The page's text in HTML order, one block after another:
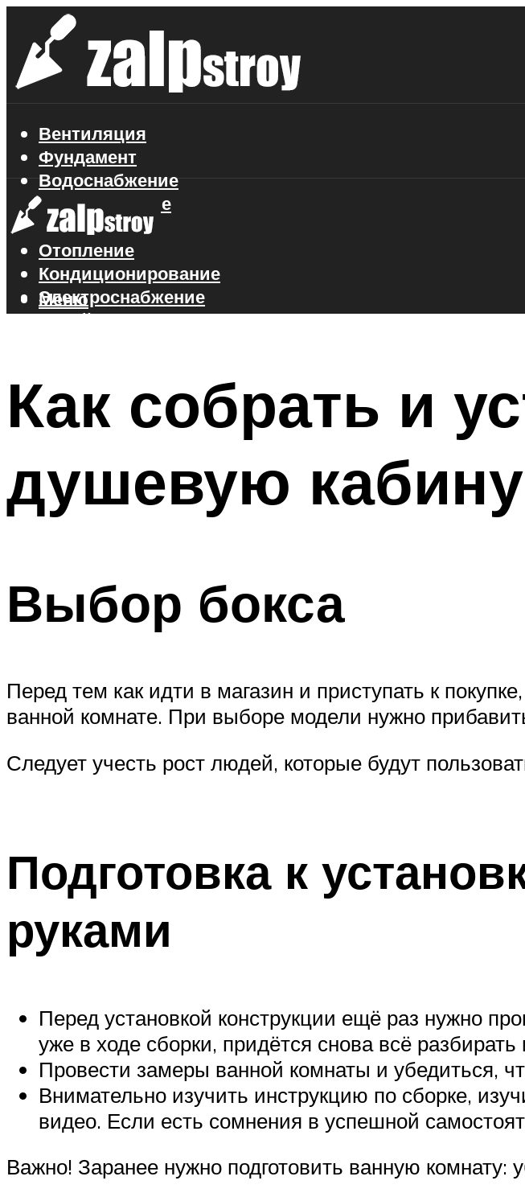
Вентиляция
Фундамент
Водоснабжение
Газоснабжение
Канализация
Отопление
Кондиционирование
Электроснабжение
Стройматериалы
Меню
Как собрать и
душевую кабину
Выбор бокса
Перед тем как идти в магазин и приступать к
ванной комнате. При выборе модели нужно
Следует учесть рост людей, которые будут
Подготовка к
руками
Перед установкой конструкции ещё раз нужно
уже в ходе сборки, придётся снова всё
Провести замеры ванной комнаты и убедиться,
Внимательно изучить инструкцию по сборке,
видео. Если есть сомнения в успешной
Важно! Заранее нужно подготовить ванную комнату: